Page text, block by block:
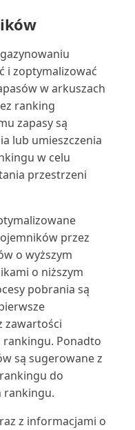
503)
i zoptymalizować
w arkuszach
ranking
zapasy są
lub umieszczenia
w celu
przestrzeni
przez
o wyższym
o niższym
pobrania są
zawartości
Ponadto
są sugerowane z
do
rankingu.
z informacjami o